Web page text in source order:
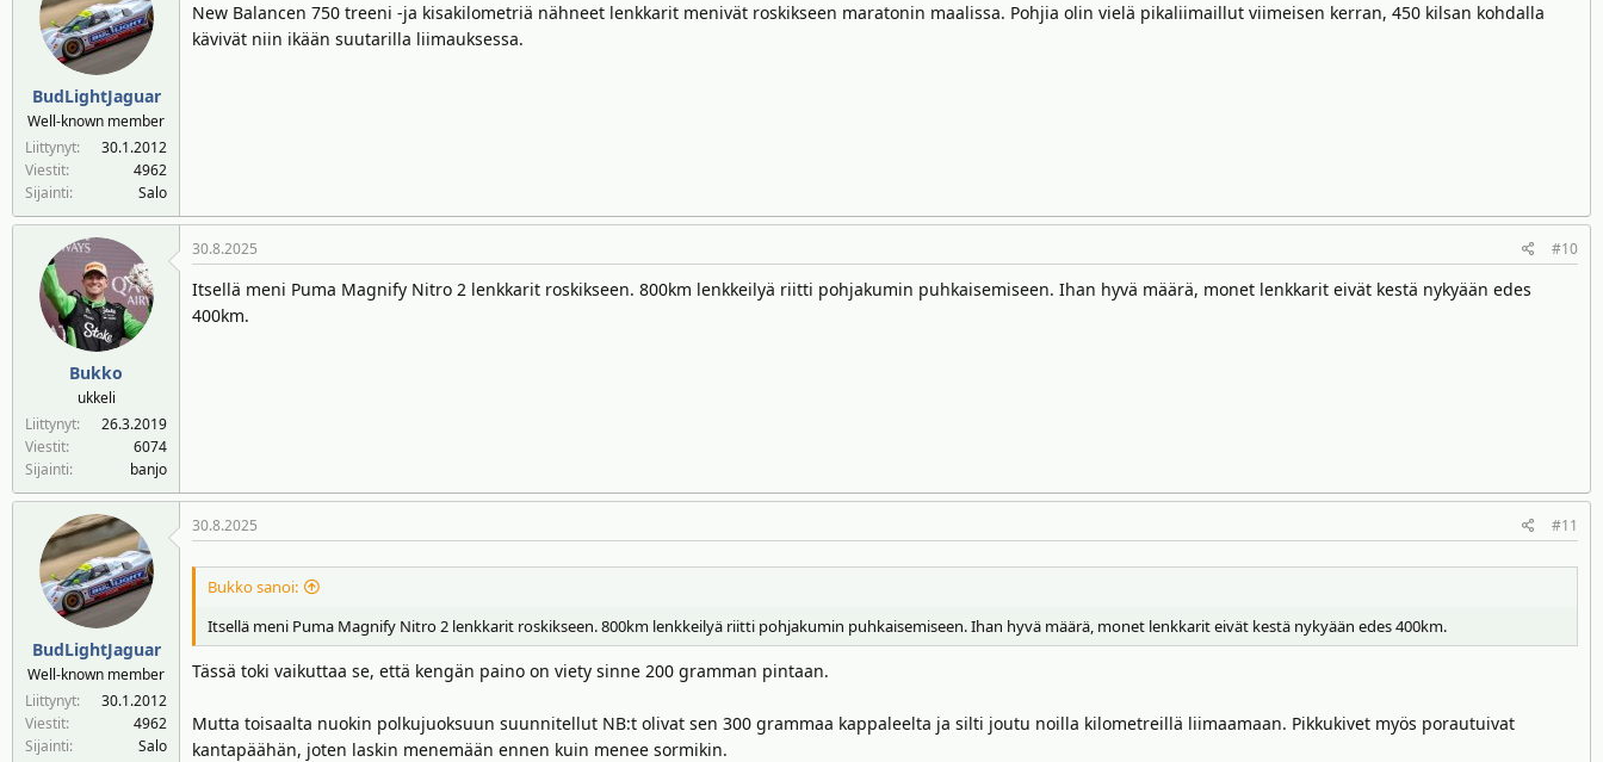
BudLightJaguar
Well-known member
Liittynyt
30.1.2012
Viestit
4962
Sijainti
Salo
New Balancen 750 treeni -ja kisakilometriä nähneet lenkkarit menivät roskikseen maratonin maalissa. Pohjia olin vielä pikaliimaillut viimeisen kerran, 450 kilsan kohdalla
kävivät niin ikään suutarilla liimauksessa.
Bukko
ukkeli
Liittynyt
26.3.2019
Viestit
6074
Sijainti
banjo
30.8.2025 #10
Itsellä meni Puma Magnify Nitro 2 lenkkarit roskikseen. 800km lenkkeilyä riitti pohjakumin puhkaisemiseen. Ihan hyvä määrä, monet lenkkarit eivät kestä nykyään edes
400km.
BudLightJaguar
Well-known member
Liittynyt
30.1.2012
Viestit
4962
Sijainti
Salo
30.8.2025 #11
Bukko sanoi:
Itsellä meni Puma Magnify Nitro 2 lenkkarit roskikseen. 800km lenkkeilyä riitti pohjakumin puhkaisemiseen. Ihan hyvä määrä, monet lenkkarit eivät kestä nykyään edes 400km.
Tässä toki vaikuttaa se, että kengän paino on viety sinne 200 gramman pintaan.
Mutta toisaalta nuokin polkujuoksuun suunnitellut NB:t olivat sen 300 grammaa kappaleelta ja silti joutu noilla kilometreillä liimaamaan. Pikkukivet myös porautuivat
kantapäähän, joten laskin menemään ennen kuin menee sormikin.